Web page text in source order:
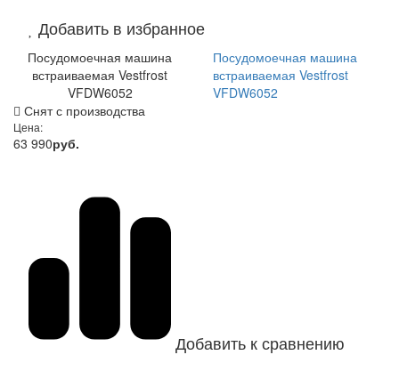
Добавить в избранное
Посудомоечная машина
встраиваемая Vestfrost
VFDW6052
Посудомоечная машина
встраиваемая Vestfrost
VFDW6052
Снят с производства
Цена:
63 990руб.
Добавить к сравнению